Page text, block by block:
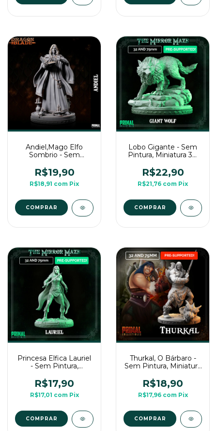
Andiel,Mago Elfo
Sombrio - Sem
Média Para Rpg de
Mesa
R$19,90
R$18,91 com Pix
COMPRAR
Lobo Gigante - Sem
Pintura, Miniatura 3D
Mesa
R$22,90
R$21,76 com Pix
Princesa Elfica Lauriel
- Sem Pintura,
Para Rpg de Mesa
R$17,90
R$17,01 com Pix
COMPRAR
Thurkal, O Bárbaro -
Sem Pintura, Miniatura
Mesa
R$18,90
R$17,96 com Pix
COMPRAR